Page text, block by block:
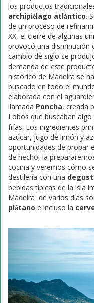
los productos
archipiélago atlántico.
de un proceso de
XX, el cierre de algunas
provocó una disminución
cambio de siglo se
demanda de este
histórico de Madeira se
buscado en todo el
elaborada con el
llamada Poncha, creada
Lobos que buscaban
frías. Los ingredientes
azúcar, jugo de limón y
oportunidades de probar
de hecho, la
cocina y veremos cómo
destilería con una
bebidas típicas de la isla
Madeira de varios días
plátano e incluso la